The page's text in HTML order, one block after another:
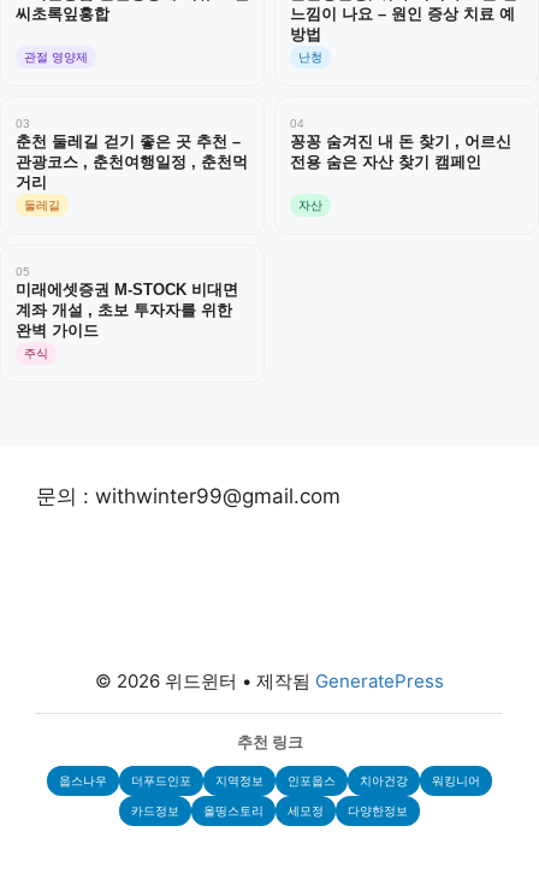
씨초록잎홍합
관절 영양제
느낌이 나요 – 원인 증상 치료 예
방법
난청
03
춘천 둘레길 걷기 좋은 곳 추천 –
관광코스 , 춘천여행일정 , 춘천먹
거리
둘레길
04
꽁꽁 숨겨진 내 돈 찾기 , 어르신
전용 숨은 자산 찾기 캠페인
자산
05
미래에셋증권 M-STOCK 비대면
계좌 개설 , 초보 투자자를 위한
완벽 가이드
주식
문의 : withwinter99@gmail.com
© 2026 위드윈터 • 제작됨 GeneratePress
추천 링크
웁스나우 더푸드인포 지역정보 인포웁스 치아건강 워킹니어
카드정보 올띵스토리 세모정 다양한정보